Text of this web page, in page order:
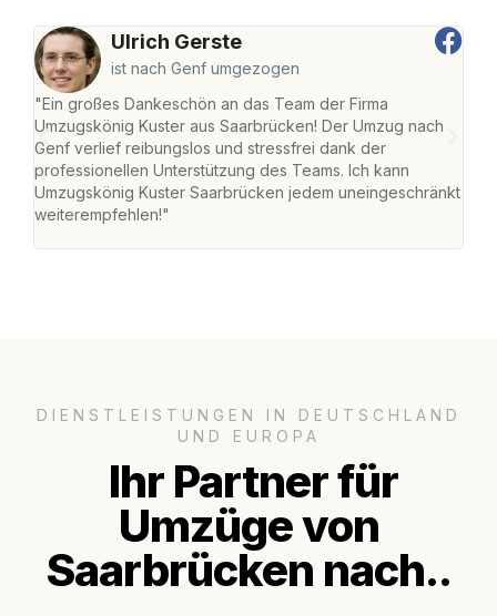
Ulrich Gerste
ist nach Genf umgezogen
"Ein großes Dankeschön an das Team der Firma
Umzugskönig Kuster aus Saarbrücken! Der Umzug nach
Genf verlief reibungslos und stressfrei dank der
professionellen Unterstützung des Teams. Ich kann
Umzugskönig Kuster Saarbrücken jedem uneingeschränkt
weiterempfehlen!"
DIENSTLEISTUNGEN IN DEUTSCHLAND
UND EUROPA
Ihr Partner für
Umzüge von
Saarbrücken nach..